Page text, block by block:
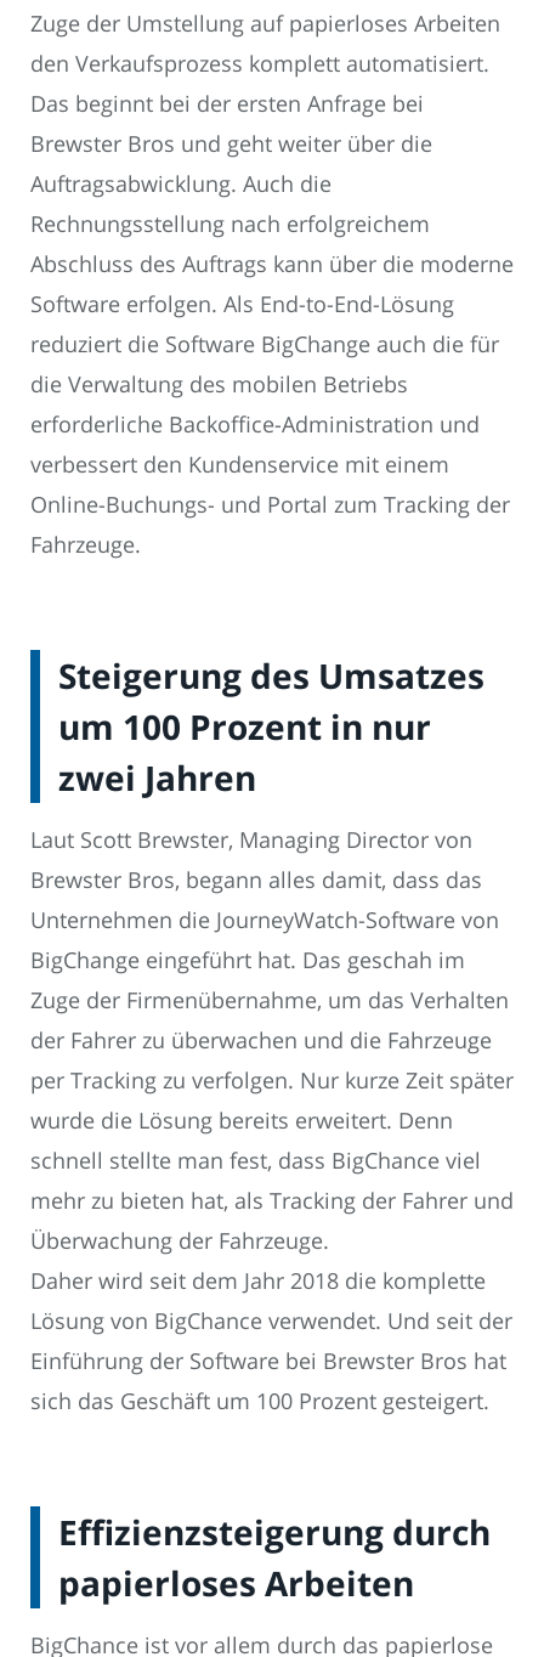
Zuge der Umstellung auf papierloses Arbeiten
den Verkaufsprozess komplett automatisiert.
Das beginnt bei der ersten Anfrage bei
Brewster Bros und geht weiter über die
Auftragsabwicklung. Auch die
Rechnungsstellung nach erfolgreichem
Abschluss des Auftrags kann über die moderne
Software erfolgen. Als End-to-End-Lösung
reduziert die Software BigChange auch die für
die Verwaltung des mobilen Betriebs
erforderliche Backoffice-Administration und
verbessert den Kundenservice mit einem
Online-Buchungs- und Portal zum Tracking der
Fahrzeuge.
Steigerung des Umsatzes
um 100 Prozent in nur
zwei Jahren
Laut Scott Brewster, Managing Director von
Brewster Bros, begann alles damit, dass das
Unternehmen die JourneyWatch-Software von
BigChange eingeführt hat. Das geschah im
Zuge der Firmenübernahme, um das Verhalten
der Fahrer zu überwachen und die Fahrzeuge
per Tracking zu verfolgen. Nur kurze Zeit später
wurde die Lösung bereits erweitert. Denn
schnell stellte man fest, dass BigChance viel
mehr zu bieten hat, als Tracking der Fahrer und
Überwachung der Fahrzeuge.
Daher wird seit dem Jahr 2018 die komplette
Lösung von BigChance verwendet. Und seit der
Einführung der Software bei Brewster Bros hat
sich das Geschäft um 100 Prozent gesteigert.
Effizienzsteigerung durch
papierloses Arbeiten
BigChance ist vor allem durch das papierlose